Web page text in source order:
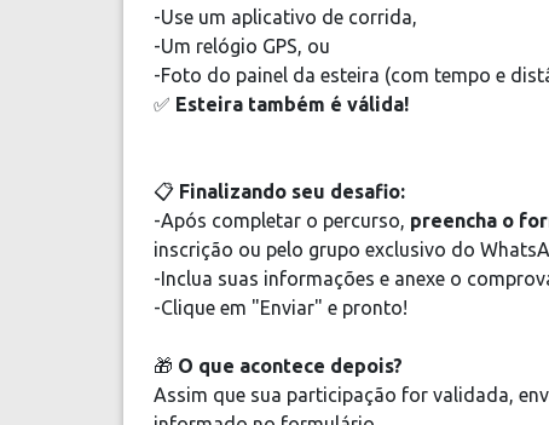
-Use um aplicativo de corrida,
-Um relógio GPS, ou
-Foto do painel da esteira (com tempo e
✅ Esteira também é válida!
📋 Finalizando seu desafio:
-Após completar o percurso, preencha o
inscrição ou pelo grupo exclusivo do
-Inclua suas informações e anexe o
-Clique em "Enviar" e pronto!
🎁 O que acontece depois?
Assim que sua participação for validada,